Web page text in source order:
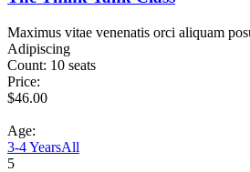
Maximus vitae venenatis orci aliquam
Adipiscing
Count: 10 seats
Price:
$46.00
Age:
3-4 YearsAll
5